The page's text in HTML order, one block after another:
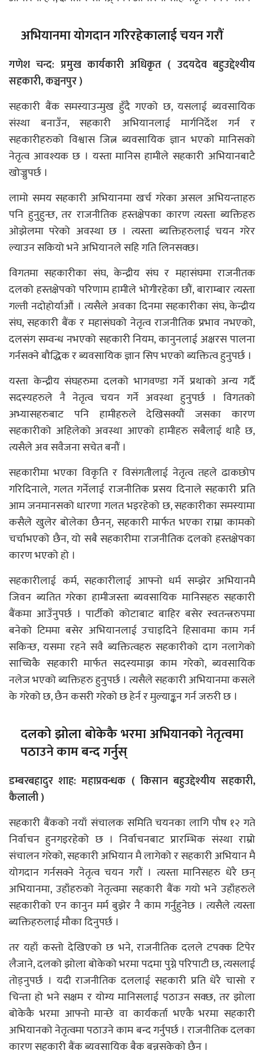
अभियानमा योगदान गरिरहेकालाई चयन गरौं
गणेश चन्द: प्रमुख कार्यकारी अधिकृत ( उदयदेव बहुउद्देश्यीय
सहकारी, कञ्चनपुर )
सहकारी बैंक समस्याउन्मुख हुँदै गएको छ, यसलाई ब्यवसायिक
संस्था बनाउँन, सहकारी अभियानलाई मार्गनिर्देश गर्न र
सहकारीहरुको विश्वास जित्न ब्यवसायिक ज्ञान भएको मानिसको
नेतृत्व आवश्यक छ । यस्ता मानिस हामीले सहकारी अभियानबाटै
खोज्नुपर्छ ।
लामो समय सहकारी अभियानमा खर्च गरेका असल अभियन्ताहरु
पनि हुनुहुन्छ, तर राजनीतिक हस्तक्षेपका कारण त्यस्ता ब्यक्तिहरु
ओझेलमा परेको अवस्था छ । त्यस्ता ब्यक्तिहरुलाई चयन गरेर
ल्याउन सकियो भने अभियानले सहि गति लिनसक्छ।
विगतमा सहकारीका संघ, केन्द्रीय संघ र महासंघमा राजनीतक
दलको हस्तक्षेपको परिणाम हामीले भोगीरहेका छौं, बाराम्बार त्यस्ता
गल्ती नदोहोर्याऔं । त्यसैले अवका दिनमा सहकारीका संघ, केन्द्रीय
संघ, सहकारी बैंक र महासंघको नेतृत्व राजनीतिक प्रभाव नभएको,
दलसंग सम्वन्ध नभएको सहकारी नियम, कानुनलाई अक्षरस पालना
गर्नसक्ने बौद्धिक र ब्यवसायिक ज्ञान सिप भएको ब्यक्तित्व हुनुपर्छ ।
यस्ता केन्द्रीय संघहरुमा दलको भागवण्डा गर्ने प्रथाको अन्य गर्दै
सदस्यहरुले नै नेतृत्व चयन गर्ने अवस्था हुनुपर्छ । विगतको
अभ्यासहरुबाट पनि हामीहरुले देखिसक्यौं जसका कारण
सहकारीको अहिलेको अवस्था आएको हामीहरु सबैलाई थाहै छ,
त्यसैले अव सवैजना सचेत बनौं ।
सहकारीमा भएका विकृति र विसंगतीलाई नेतृत्व तहले ढाकछोप
गरिदिनाले, गलत गर्नेलाई राजनीतिक प्रसय दिनाले सहकारी प्रति
आम जनमानसको धारणा गलत भइरहेको छ, सहकारीका समस्यामा
कसैले खुलेर बोलेका छैनन्, सहकारी मार्फत भएका राम्रा कामको
चर्चाभएको छैन, यो सबै सहकारीमा राजनीतिक दलको हस्तक्षेपका
कारण भएको हो ।
सहकारीलाई कर्म, सहकारीलाई आफ्नो धर्म सम्झेर अभियानमै
जिवन ब्यतित गरेका हामीजस्ता ब्यवसायिक मानिसहरु सहकारी
बैंकमा आउँनुपर्छ । पार्टीको कोटाबाट बाहिर बसेर स्वतन्त्ररुपमा
बनेको टिममा बसेर अभियानलाई उचाइदिने हिसावमा काम गर्न
सकिन्छ, यसमा रहने सवै ब्यक्तित्वहरु सहकारीको दाग नलागेको
साच्चिकै सहकारी मार्फत सदस्यमाझ काम गरेको, ब्यवसायिक
नलेज भएको ब्यक्तिहरु हुनुपर्छ । त्यसैले सहकारी अभियानमा कसले
के गरेको छ, छैन कसरी गरेको छ हेर्न र मुल्याङ्कन गर्न जरुरी छ ।
दलको झोला बोकेकै भरमा अभियानको नेतृत्वमा
पठाउने काम बन्द गर्नुस्
डम्बरबहादुर शाह: महाप्रवन्धक ( किसान बहुउद्देश्यीय सहकारी,
कैलाली )
सहकारी बैंकको नयाँ संचालक समिति चयनका लागि पौष १२ गते
निर्वाचन हुनगइरहेको छ । निर्वाचनबाट प्रारम्भिक संस्था राम्रो
संचालन गरेको, सहकारी अभियान मै लागेको र सहकारी अभियान मै
योगदान गर्नसक्ने नेतृत्व चयन गरौं । त्यस्ता मानिसहरु धेरै छन्
अभियानमा, उहाँहरुको नेतृत्वमा सहकारी बैंक गयो भने उहाँहरुले
सहकारीको एन कानुन मर्म बुझेर नै काम गर्नुहुनेछ । त्यसैले त्यस्ता
ब्यक्तिहरुलाई मौका दिनुपर्छ ।
तर यहाँ कस्तो देखिएको छ भने, राजनीतिक दलले टपक्क टिपेर
लैजाने, दलको झोला बोकेको भरमा पदमा पुग्ने परिपाटी छ, त्यसलाई
तोड्नुपर्छ । यदी राजनीतिक दललाई सहकारी प्रति धेरै चासो र
चिन्ता हो भने सक्षम र योग्य मानिसलाई पठाउन सक्छ, तर झोला
बोकेकै भरमा आफ्नो मान्छे वा कार्यकर्ता भएकै भरमा सहकारी
अभियानको नेतृत्वमा पठाउने काम बन्द गर्नुपर्छ । राजनीतिक दलका
कारण सहकारी बैंक ब्यवसायिक बैक बन्नसकेको छैन ।